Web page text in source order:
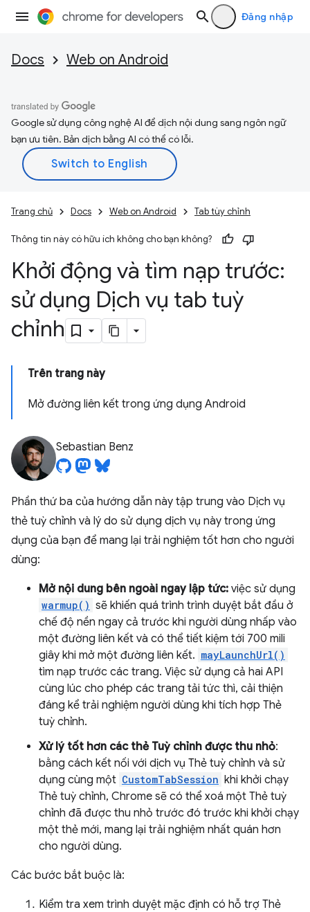
Đăng nhập
Docs Web on Android
Google sử dụng công nghệ AI để dịch nội dung sang ngôn ngữ
bạn ưu tiên. Bản dịch bằng AI có thể có lỗi.
Trang chủ Docs Web on Android Tab tùy chỉnh
Thông tin này có hữu ích không cho bạn không?
Khởi động và tìm nạp trước:
sử dụng Dịch vụ tab tuỳ
chỉnh
Trên trang này
Mở đường liên kết trong ứng dụng Android
Sebastian Benz
Phần thứ ba của hướng dẫn này tập trung vào Dịch vụ
thẻ tuỳ chỉnh và lý do sử dụng dịch vụ này trong ứng
dụng của bạn để mang lại trải nghiệm tốt hơn cho người
dùng:
Mở nội dung bên ngoài ngay lập tức: việc sử dụng
warmup() sẽ khiến quá trình trình duyệt bắt đầu ở
chế độ nền ngay cả trước khi người dùng nhấp vào
một đường liên kết và có thể tiết kiệm tới 700 mili
giây khi mở một đường liên kết. mayLaunchUrl()
tìm nạp trước các trang. Việc sử dụng cả hai API
cùng lúc cho phép các trang tải tức thì, cải thiện
đáng kể trải nghiệm người dùng khi tích hợp Thẻ
tuỳ chỉnh.
Xử lý tốt hơn các thẻ Tuỳ chỉnh được thu nhỏ:
bằng cách kết nối với dịch vụ Thẻ tuỳ chỉnh và sử
dụng cùng một CustomTabSession khi khởi chạy
Thẻ tuỳ chỉnh, Chrome sẽ có thể xoá một Thẻ tuỳ
chỉnh đã được thu nhỏ trước đó trước khi khởi chạy
một thẻ mới, mang lại trải nghiệm nhất quán hơn
cho người dùng.
Các bước bắt buộc là:
Kiểm tra xem trình duyệt mặc định có hỗ trợ Thẻ